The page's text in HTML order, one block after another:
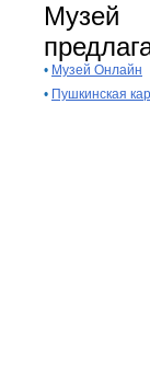
Музей
• Музей Онлайн
• Пушкинская